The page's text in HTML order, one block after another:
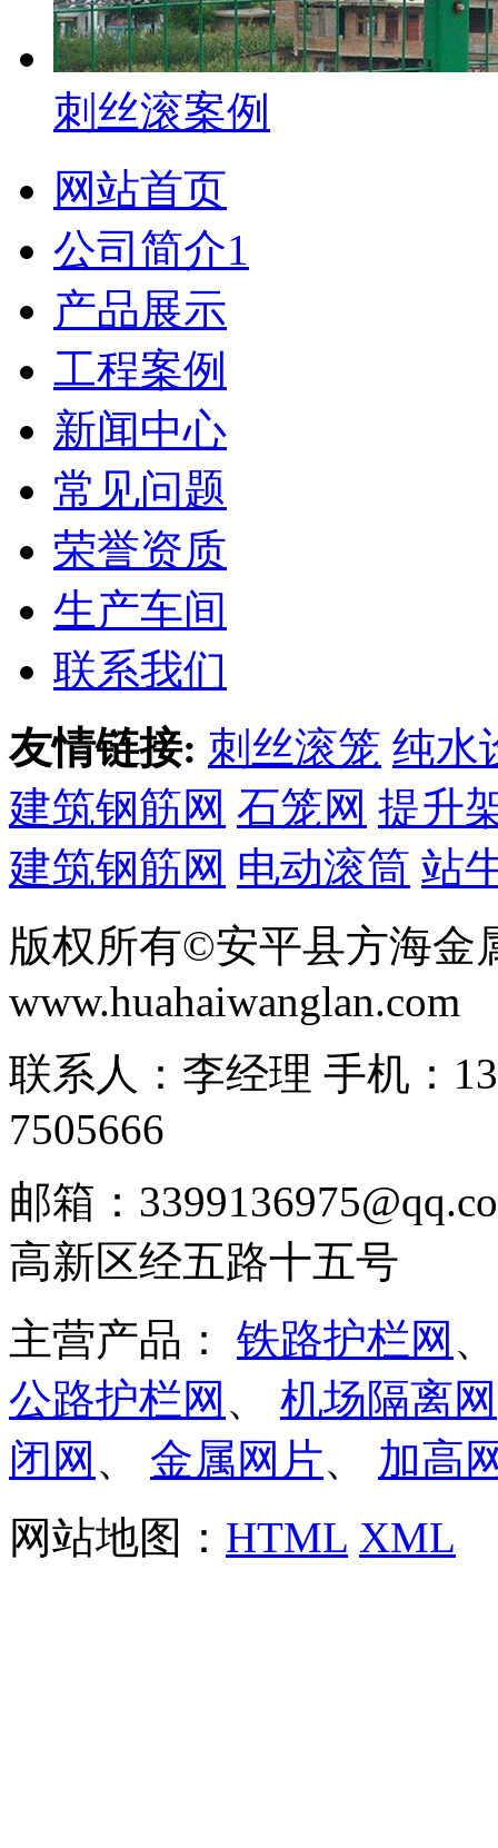
刺丝滚案例
网站首页
公司简介1
产品展示
工程案例
新闻中心
常见问题
荣誉资质
生产车间
联系我们
友情链接: 刺丝滚笼 纯水
建筑钢筋网 石笼网 提升
建筑钢筋网 电动滚筒 站
版权所有©安平县方海金
www.huahaiwanglan.com
联系人：李经理 手机：
7505666
邮箱：
高新区经五路十五号
主营产品： 铁路护栏网
公路护栏网 、 机场隔离网
闭网 、 金属网片、 加高
网站地图： HTML XML